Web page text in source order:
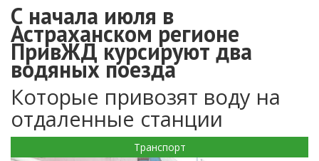
С начала июля в
Астраханском регионе
ПривЖД курсируют два
водяных поезда
Которые привозят воду на
отдаленные станции
Транспорт